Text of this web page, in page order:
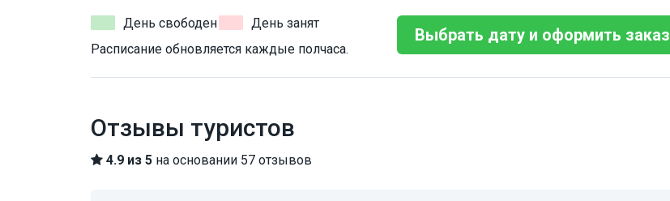
День свободен
День занят
Расписание обновляется каждые полчаса.
Выбрать дату и оформить заказ
Отзывы туристов
4.9 из 5 на основании 57 отзывов